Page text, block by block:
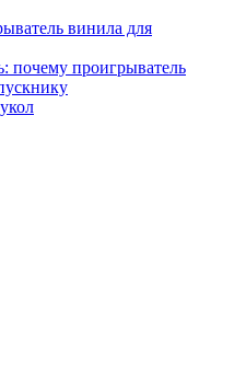
винила для
почему проигрыватель